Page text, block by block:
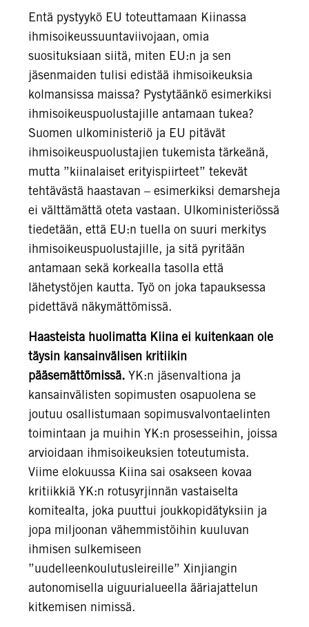
Entä pystyykö EU toteuttamaan Kiinassa
ihmisoikeussuuntaviivojaan, omia
suosituksiaan siitä, miten EU:n ja sen
jäsenmaiden tulisi edistää ihmisoikeuksia
kolmansissa maissa? Pystytäänkö esimerkiksi
ihmisoikeuspuolustajille antamaan tukea?
Suomen ulkoministeriö ja EU pitävät
ihmisoikeuspuolustajien tukemista tärkeänä,
mutta ”kiinalaiset erityispiirteet” tekevät
tehtävästä haastavan – esimerkiksi demarsheja
ei välttämättä oteta vastaan. Ulkoministeriössä
tiedetään, että EU:n tuella on suuri merkitys
ihmisoikeuspuolustajille, ja sitä pyritään
antamaan sekä korkealla tasolla että
lähetystöjen kautta. Työ on joka tapauksessa
pidettävä näkymättömissä.
Haasteista huolimatta Kiina ei kuitenkaan ole
täysin kansainvälisen kritiikin
pääsemättömissä. YK:n jäsenvaltiona ja
kansainvälisten sopimusten osapuolena se
joutuu osallistumaan sopimusvalvontaelinten
toimintaan ja muihin YK:n prosesseihin, joissa
arvioidaan ihmisoikeuksien toteutumista.
Viime elokuussa Kiina sai osakseen kovaa
kritiikkiä YK:n rotusyrjinnän vastaiselta
komitealta, joka puuttui joukkopidätyksiin ja
jopa miljoonan vähemmistöihin kuuluvan
ihmisen sulkemiseen
”uudelleenkoulutusleireille” Xinjiangin
autonomisella uiguurialueella ääriajattelun
kitkemisen nimissä.